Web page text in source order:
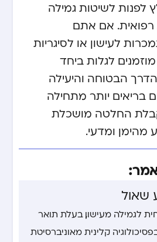
לפנות לשיטות גמילה
רפואית. אם אתם
לעישון או לסיגריות
לגלות ביחד
הבטוחה והיעילה
בריאים יותר מתחילה
החלטה מושכלת
ומדעי.
שאול
לגמילה מעישון, בעלת תואר
קלינית מאוניברסיטת